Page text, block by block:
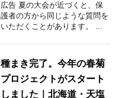
広告 夏の大会が近づくと、保
護者の方から同じような質問を
いただくことがあります。 ...
種まき完了。今年の春菊
プロジェクトがスタート
しました｜北海道・天塩